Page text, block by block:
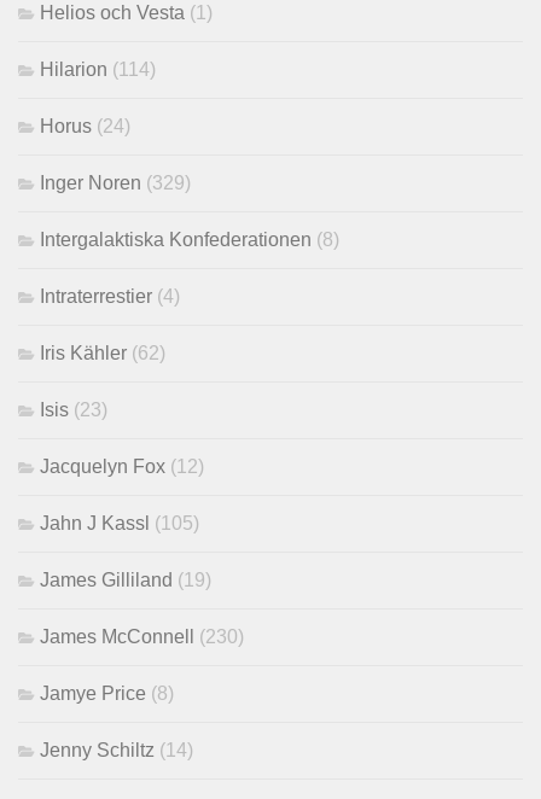
Helios och Vesta (1)
Hilarion (114)
Horus (24)
Inger Noren (329)
Intergalaktiska Konfederationen (8)
Intraterrestier (4)
Iris Kähler (62)
Isis (23)
Jacquelyn Fox (12)
Jahn J Kassl (105)
James Gilliland (19)
James McConnell (230)
Jamye Price (8)
Jenny Schiltz (14)